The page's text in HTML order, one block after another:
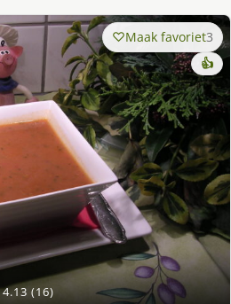
4.13 (16)
Maak favoriet3
👍